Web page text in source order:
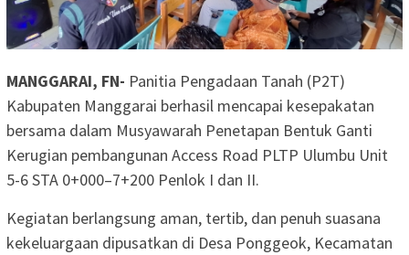
MANGGARAI, FN- Panitia Pengadaan Tanah (P2T)
Kabupaten Manggarai berhasil mencapai kesepakatan
bersama dalam Musyawarah Penetapan Bentuk Ganti
Kerugian pembangunan Access Road PLTP Ulumbu Unit
5-6 STA 0+000–7+200 Penlok I dan II.
Kegiatan berlangsung aman, tertib, dan penuh suasana
kekeluargaan dipusatkan di Desa Ponggeok, Kecamatan